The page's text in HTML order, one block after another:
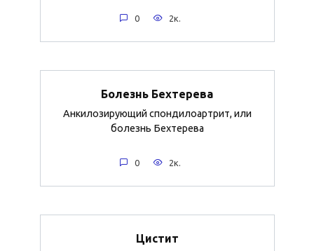
0 2к.
Болезнь Бехтерева
Анкилозирующий спондилоартрит, или
болезнь Бехтерева
0 2к.
Цистит